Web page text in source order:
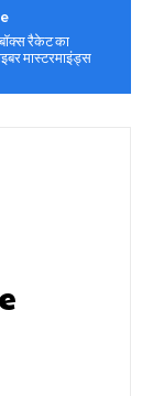
रैकेट का
मास्टरमाइंड्स